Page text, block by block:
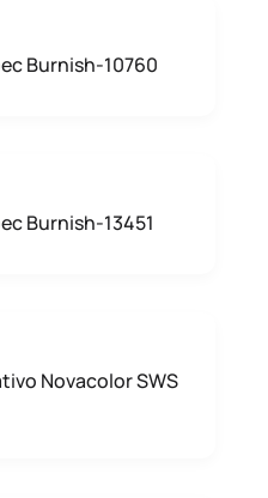
Burnish-10760
Burnish-13451
Novacolor SWS